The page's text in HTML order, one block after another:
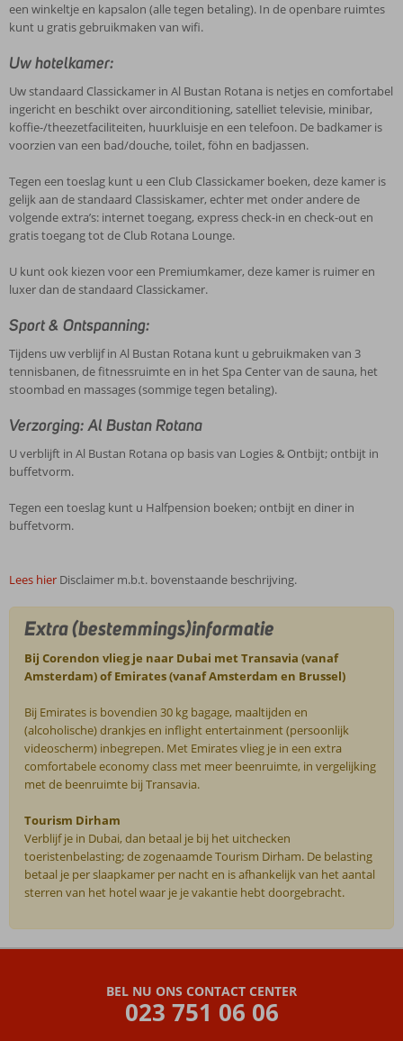
een winkeltje en kapsalon (alle tegen betaling). In de openbare ruimtes
kunt u gratis gebruikmaken van wifi.
Uw hotelkamer:
Uw standaard Classickamer in Al Bustan Rotana is netjes en comfortabel
ingericht en beschikt over airconditioning, satelliet televisie, minibar,
koffie-/theezetfaciliteiten, huurkluisje en een telefoon. De badkamer is
voorzien van een bad/douche, toilet, föhn en badjassen.
Tegen een toeslag kunt u een Club Classickamer boeken, deze kamer is
gelijk aan de standaard Classiskamer, echter met onder andere de
volgende extra’s: internet toegang, express check-in en check-out en
gratis toegang tot de Club Rotana Lounge.
U kunt ook kiezen voor een Premiumkamer, deze kamer is ruimer en
luxer dan de standaard Classickamer.
Sport & Ontspanning:
Tijdens uw verblijf in Al Bustan Rotana kunt u gebruikmaken van 3
tennisbanen, de fitnessruimte en in het Spa Center van de sauna, het
stoombad en massages (sommige tegen betaling).
Verzorging: Al Bustan Rotana
U verblijft in Al Bustan Rotana op basis van Logies & Ontbijt; ontbijt in
buffetvorm.
Tegen een toeslag kunt u Halfpension boeken; ontbijt en diner in
buffetvorm.
Lees hier Disclaimer m.b.t. bovenstaande beschrijving.
Extra (bestemmings)informatie
Bij Corendon vlieg je naar Dubai met Transavia (vanaf
Amsterdam) of Emirates (vanaf Amsterdam en Brussel)
Bij Emirates is bovendien 30 kg bagage, maaltijden en
(alcoholische) drankjes en inflight entertainment (persoonlijk
videoscherm) inbegrepen. Met Emirates vlieg je in een extra
comfortabele economy class met meer beenruimte, in vergelijking
met de beenruimte bij Transavia.
Tourism Dirham
Verblijf je in Dubai, dan betaal je bij het uitchecken
toeristenbelasting; de zogenaamde Tourism Dirham. De belasting
betaal je per slaapkamer per nacht en is afhankelijk van het aantal
sterren van het hotel waar je je vakantie hebt doorgebracht.
BEL NU ONS CONTACT CENTER
023 751 06 06